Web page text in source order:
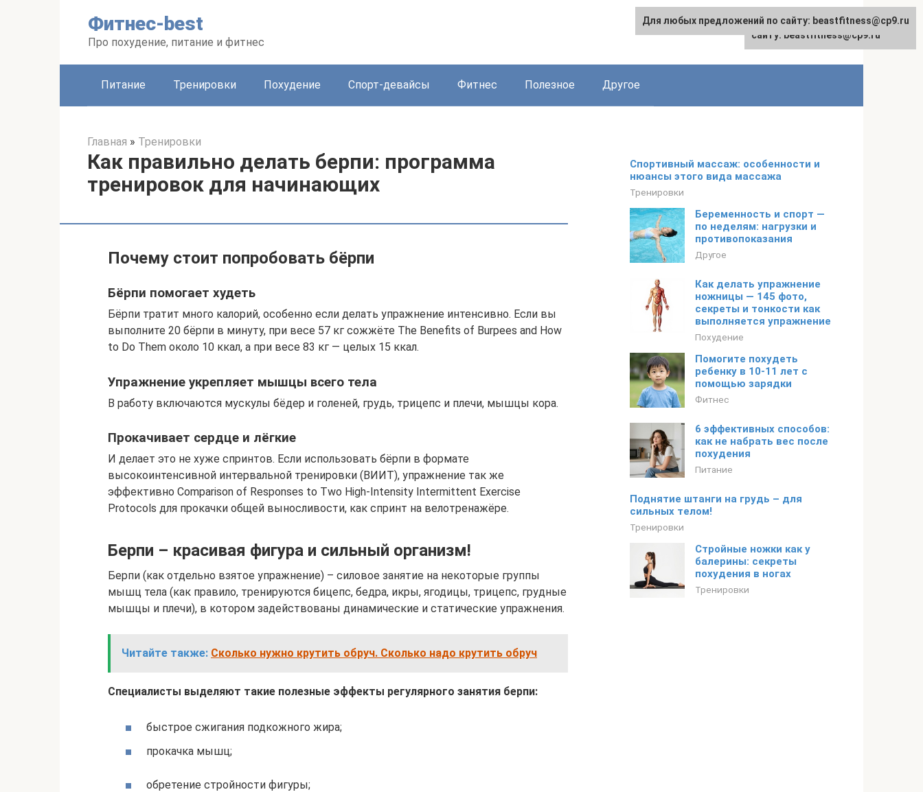
Фитнес-best
Про похудение, питание и фитнес
Питание Тренировки Похудение Спорт-девайсы Фитнес Полезное Другое
Главная » Тренировки
Как правильно делать берпи: программа
тренировок для начинающих
Почему стоит попробовать бёрпи
Бёрпи помогает худеть
Бёрпи тратит много калорий, особенно если делать упражнение интенсивно. Если вы
выполните 20 бёрпи в минуту, при весе 57 кг сожжёте The Benefits of Burpees and How
to Do Them около 10 ккал, а при весе 83 кг — целых 15 ккал.
Упражнение укрепляет мышцы всего тела
В работу включаются мускулы бёдер и голеней, грудь, трицепс и плечи, мышцы кора.
Прокачивает сердце и лёгкие
И делает это не хуже спринтов. Если использовать бёрпи в формате
высокоинтенсивной интервальной тренировки (ВИИТ), упражнение так же
эффективно Comparison of Responses to Two High‑Intensity Intermittent Exercise
Protocols для прокачки общей выносливости, как спринт на велотренажёре.
Берпи – красивая фигура и сильный организм!
Берпи (как отдельно взятое упражнение) – силовое занятие на некоторые группы
мышц тела (как правило, тренируются бицепс, бедра, икры, ягодицы, трицепс, грудные
мышцы и плечи), в котором задействованы динамические и статические упражнения.
Читайте также: Сколько нужно крутить обруч. Сколько надо крутить обруч
Специалисты выделяют такие полезные эффекты регулярного занятия берпи:
быстрое сжигания подкожного жира;
прокачка мышц;
обретение стройности фигуры;
Спортивный массаж: особенности и
нюансы этого вида массажа
Тренировки
Беременность и спорт —
по неделям: нагрузки и
противопоказания
Другое
Как делать упражнение
ножницы — 145 фото,
секреты и тонкости как
выполняется упражнение
Похудение
Помогите похудеть
ребенку в 10-11 лет с
помощью зарядки
Фитнес
6 эффективных способов:
как не набрать вес после
похудения
Питание
Поднятие штанги на грудь – для
сильных телом!
Тренировки
Стройные ножки как у
балерины: секреты
похудения в ногах
Тренировки
Для любых предложений по
сайту: beastfitness@cp9.ru
Для любых предложений по сайту: beastfitness@cp9.ru